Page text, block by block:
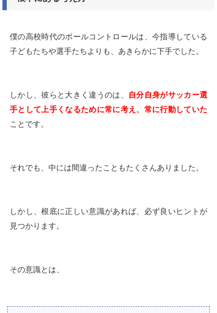
僕の高校時代のボールコントロールは、今指導している
子どもたちや選手たちよりも、あきらかに下手でした。
しかし、彼らと大きく違うのは、
自分自身がサッカー選
手として上手くなるために常に考え、常に行動していた
ことです。
それでも、中には間違ったこともたくさんありました。
しかし、根底に正しい意識があれば、必ず良いヒントが
見つかります。
その意識とは、